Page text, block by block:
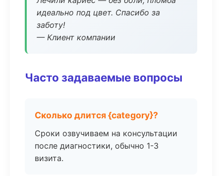
идеально под цвет. Спасибо за
заботу!
— Клиент компании
Часто задаваемые вопросы
Сколько длится {category}?
Сроки озвучиваем на консультации
после диагностики, обычно 1-3
визита.